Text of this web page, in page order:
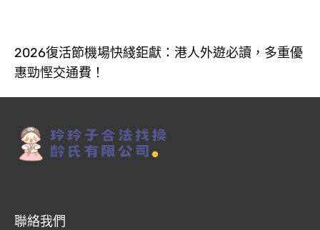
2026復活節機場快綫鉅獻：港人外遊必讀，多重優
惠勁慳交通費！
聯絡我們